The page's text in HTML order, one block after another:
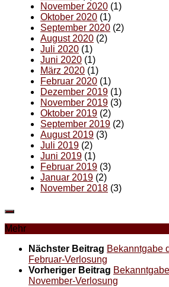
November 2020 (1)
Oktober 2020 (1)
September 2020 (2)
August 2020 (2)
Juli 2020 (1)
Juni 2020 (1)
März 2020 (1)
Februar 2020 (1)
Dezember 2019 (1)
November 2019 (3)
Oktober 2019 (2)
September 2019 (2)
August 2019 (3)
Juli 2019 (2)
Juni 2019 (1)
Februar 2019 (3)
Januar 2019 (2)
November 2018 (3)
Mehr
Nächster Beitrag Bekanntgabe
Februar-Verlosung
Vorheriger Beitrag
November-Verlosung